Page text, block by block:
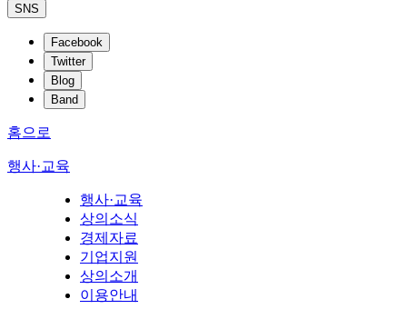
SNS
Facebook
Twitter
Blog
Band
홈으로
행사·교육
행사·교육
상의소식
경제자료
기업지원
상의소개
이용안내